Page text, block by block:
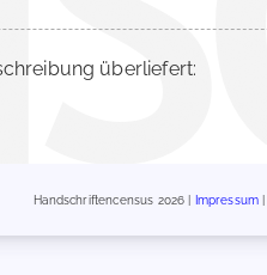
überliefert:
Handschriftencensus 2026 | Impressum